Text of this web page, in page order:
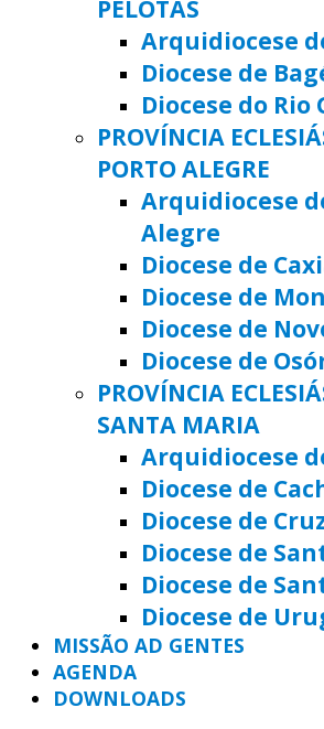
PELOTAS
Arquidiocese
Diocese de
Diocese do Rio
PROVÍNCIA
PORTO ALEGRE
Arquidiocese
Alegre
Diocese de
Diocese de
Diocese de
Diocese de
PROVÍNCIA
SANTA MARIA
Arquidiocese
Diocese de
Diocese de
Diocese de
Diocese de
Diocese de
MISSÃO AD GENTES
AGENDA
DOWNLOADS